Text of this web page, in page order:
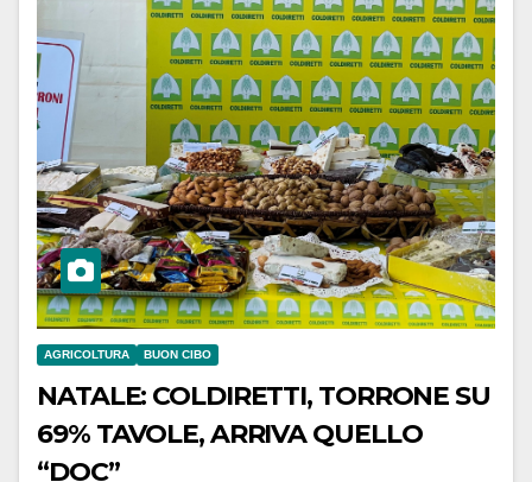
AGRICOLTURA BUON CIBO
NATALE: COLDIRETTI, TORRONE SU
69% TAVOLE, ARRIVA QUELLO
“DOC”